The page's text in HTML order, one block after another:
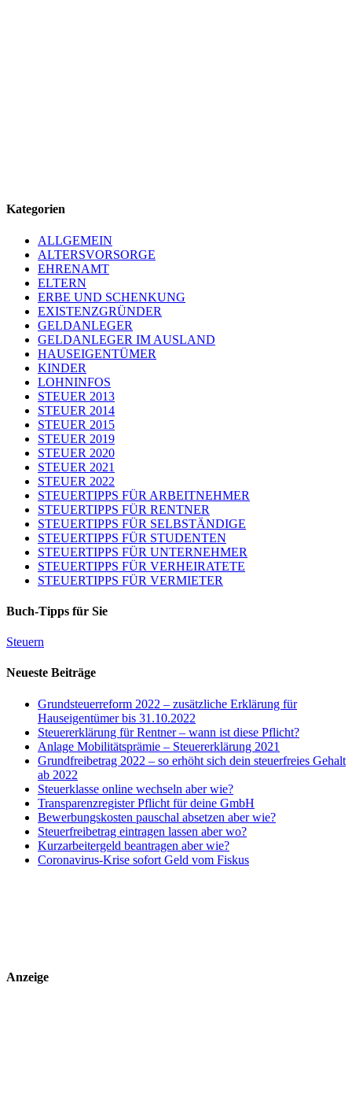
Kategorien
ALLGEMEIN
ALTERSVORSORGE
EHRENAMT
ELTERN
ERBE UND SCHENKUNG
EXISTENZGRÜNDER
GELDANLEGER
GELDANLEGER IM AUSLAND
HAUSEIGENTÜMER
KINDER
LOHNINFOS
STEUER 2013
STEUER 2014
STEUER 2015
STEUER 2019
STEUER 2020
STEUER 2021
STEUER 2022
STEUERTIPPS FÜR ARBEITNEHMER
STEUERTIPPS FÜR RENTNER
STEUERTIPPS FÜR SELBSTÄNDIGE
STEUERTIPPS FÜR STUDENTEN
STEUERTIPPS FÜR UNTERNEHMER
STEUERTIPPS FÜR VERHEIRATETE
STEUERTIPPS FÜR VERMIETER
Buch-Tipps für Sie
Steuern
Neueste Beiträge
Grundsteuerreform 2022 – zusätzliche Erklärung für
Hauseigentümer bis 31.10.2022
Steuererklärung für Rentner – wann ist diese Pflicht?
Anlage Mobilitätsprämie – Steuererklärung 2021
Grundfreibetrag 2022 – so erhöht sich dein steuerfreies Gehalt
ab 2022
Steuerklasse online wechseln aber wie?
Transparenzregister Pflicht für deine GmbH
Bewerbungskosten pauschal absetzen aber wie?
Steuerfreibetrag eintragen lassen aber wo?
Kurzarbeitergeld beantragen aber wie?
Coronavirus-Krise sofort Geld vom Fiskus
Anzeige